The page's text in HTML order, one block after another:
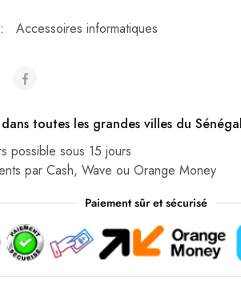
Accessoires informatiques
toutes les grandes villes du Sénégal
possible sous 15 jours
par Cash, Wave ou Orange Money
Paiement sûr et sécurisé